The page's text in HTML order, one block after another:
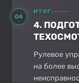
04
ИТОГ
4.
Рулевое
на более